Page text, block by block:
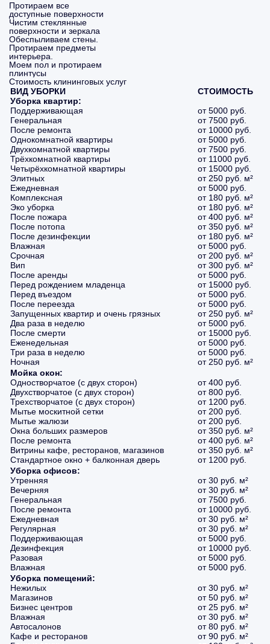
Протираем все
доступные поверхности
Чистим стеклянные
поверхности и зеркала
Обеспыливаем стены.
Протираем предметы
интерьера.
Моем пол и протираем
плинтусы
Стоимость клининговых услуг
ВИД УБОРКИ
СТОИМОСТЬ
Уборка квартир:
Поддерживающая
от 5000 руб.
Генеральная
от 7500 руб.
После ремонта
от 10000 руб.
Однокомнатной квартиры
от 5000 руб.
Двухкомнатной квартиры
от 7500 руб.
Трёхкомнатной квартиры
от 11000 руб.
Четырёхкомнатной квартиры
от 15000 руб.
Элитных
от 250 руб. м²
Ежедневная
от 5000 руб.
Комплексная
от 180 руб. м²
Эко уборка
от 180 руб. м²
После пожара
от 400 руб. м²
После потопа
от 350 руб. м²
После дезинфекции
от 180 руб. м²
Влажная
от 5000 руб.
Срочная
от 200 руб. м²
Вип
от 300 руб. м²
После аренды
от 5000 руб.
Перед рождением младенца
от 15000 руб.
Перед въездом
от 5000 руб.
После переезда
от 5000 руб.
Запущенных квартир и очень грязных
от 250 руб. м²
Два раза в неделю
от 5000 руб.
После смерти
от 15000 руб.
Еженедельная
от 5000 руб.
Три раза в неделю
от 5000 руб.
Ночная
от 250 руб. м²
Мойка окон:
Одностворчатое (с двух сторон)
от 400 руб.
Двухстворчатое (с двух сторон)
от 800 руб.
Трехстворчатое (с двух сторон)
от 1200 руб.
Мытье москитной сетки
от 200 руб.
Мытье жалюзи
от 200 руб.
Окна больших размеров
от 350 руб. м²
После ремонта
от 400 руб. м²
Витрины кафе, ресторанов, магазинов
от 350 руб. м²
Стандартное окно + балконная дверь
от 1200 руб.
Уборка офисов:
Утренняя
от 30 руб. м²
Вечерняя
от 30 руб. м²
Генеральная
от 7500 руб.
После ремонта
от 10000 руб.
Ежедневная
от 30 руб. м²
Регулярная
от 30 руб. м²
Поддерживающая
от 5000 руб.
Дезинфекция
от 10000 руб.
Разовая
от 5000 руб.
Влажная
от 5000 руб.
Уборка помещений:
Нежилых
от 30 руб. м²
Магазинов
от 50 руб. м²
Бизнес центров
от 25 руб. м²
Влажная
от 30 руб. м²
Автосалонов
от 80 руб. м²
Кафе и ресторанов
от 90 руб. м²